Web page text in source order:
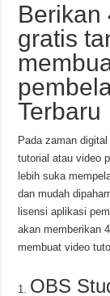
Berikan
gratis
Terbaru
Pada zaman
tutorial atau video
lebih suka
dan mudah
lisensi aplikasi
akan memberikan
membuat video
OBS